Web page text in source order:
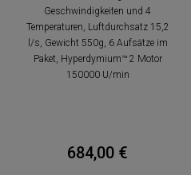
Geschwindigkeiten und 4
Temperaturen, Luftdurchsatz 15,2
l/s, Gewicht 550g, 6 Aufsätze im
Paket, Hyperdymium™ 2 Motor
150000 U/min
684,00 €